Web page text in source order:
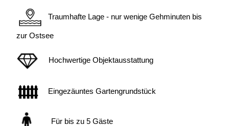
Traumhafte Lage - nur wenige Gehminuten bis
zur Ostsee
Hochwertige Objektausstattung
Eingezäuntes Gartengrundstück
Für bis zu 5 Gäste